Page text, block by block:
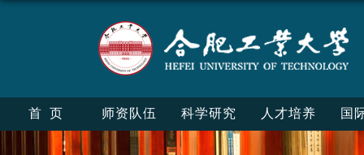
首页 师资队伍 科学研究 人才培养 国